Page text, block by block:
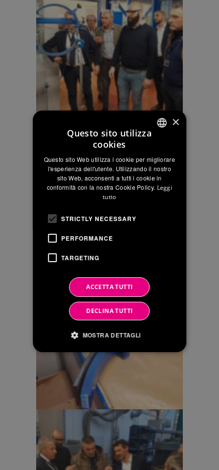
ENGLISH
FRENCH
×
Questo sito utilizza
cookies
Questo sito Web utilizza i cookie per migliorare
l'esperienza dell'utente. Utilizzando il nostro
sito Web, acconsenti a tutti i cookie in
conformità con la nostra Cookie Policy. Leggi
tutto
STRICTLY NECESSARY
PERFORMANCE
TARGETING
ACCETTA TUTTI
DECLINA TUTTI
MOSTRA DETTAGLI
Strictly necessary
Targeting
Strictly necessary cookies allow core website
functionality such as user login and account
management. The website cannot be used
properly without strictly necessary cookies.
Name
Provider
Domain
Expiration Description
li_gc 6 mesi
Utilizzato per